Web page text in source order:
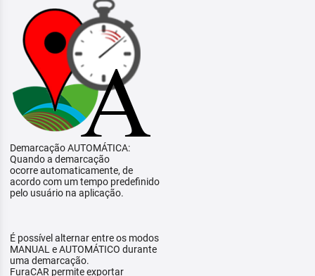
Demarcação AUTOMÁTICA:
Quando a demarcação
ocorre automaticamente, de
acordo com um tempo predefinido
pelo usuário na aplicação.
É possível alternar entre os modos
MANUAL e AUTOMÁTICO durante
uma demarcação.
FuraCAR permite exportar